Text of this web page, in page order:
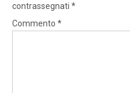
contrassegnati *
Commento *